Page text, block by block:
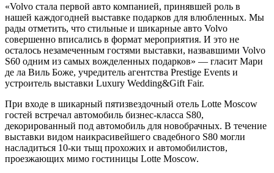
«Volvo стала первой авто компанией, принявшей роль в
нашей каждогодней выставке подарков для влюбленных. Мы
рады отметить, что стильные и шикарные авто Volvo
совершенно вписались в формат мероприятия. И это не
осталось незамеченным гостями выставки, назвавшими Volvo
S60 одним из самых вожделенных подарков» — гласит Мари
де ла Виль Боже, учредитель агентства Prestige Events и
устроитель выставки Luxury Wedding&Gift Fair.
При входе в шикарный пятизвездочный отель Lotte Moscow
гостей встречал автомобиль бизнес-класса S80,
декорированный под автомобиль для новобрачных. В течение
выставки видом наикрасивейшего свадебного S80 могли
насладиться 10-ки тыщ прохожих и автомобилистов,
проезжающих мимо гостиницы Lotte Moscow.